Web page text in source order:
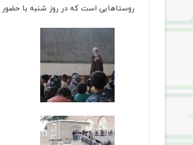
روستاهایی است که در روز شنبه با